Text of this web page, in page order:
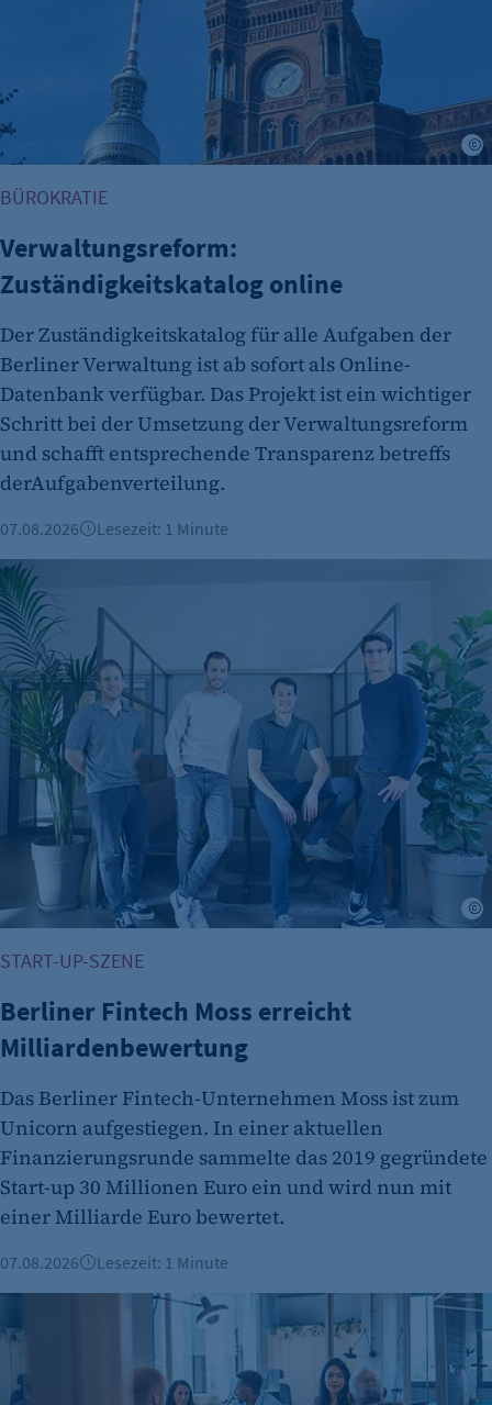
BÜROKRATIE
Verwaltungsreform:
Zuständigkeitskatalog online
Der Zuständigkeitskatalog für alle Aufgaben der
Berliner Verwaltung ist ab sofort als Online-
Datenbank verfügbar. Das Projekt ist ein wichtiger
Schritt bei der Umsetzung der Verwaltungsreform
und schafft entsprechende Transparenz betreffs
derAufgabenverteilung.
07.08.2026 Lesezeit: 1 Minute
Berliner Fintech Moss erreicht Milliardenbewertung
START-UP-SZENE
Berliner Fintech Moss erreicht
Milliardenbewertung
Das Berliner Fintech-Unternehmen Moss ist zum
Unicorn aufgestiegen. In einer aktuellen
Finanzierungsrunde sammelte das 2019 gegründete
Start-up 30 Millionen Euro ein und wird nun mit
einer Milliarde Euro bewertet.
07.08.2026 Lesezeit: 1 Minute
Gründungszahlen steigen, Bürokratie bleibt größte Hürde